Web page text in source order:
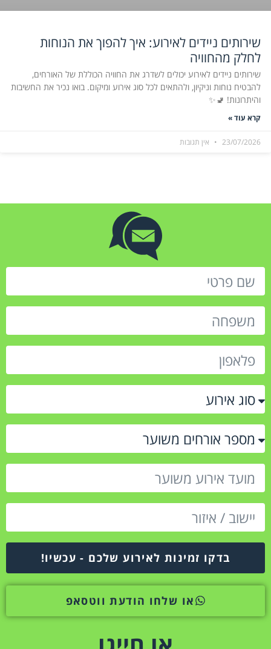
שירותים ניידים לאירוע: איך להפוך את הנוחות
לחלק מהחוויה
שירותים ניידים לאירוע יכולים לשדרג את החוויה הכוללת של האורחים,
להבטיח נוחות וניקיון, ולהתאים לכל סוג אירוע ומיקום. בואו נכיר את החשיבות
והיתרונות! 🚽✨
קרא עוד »
23/07/2026 אין תגובות
בדקו זמינות לאירוע שלכם - עכשיו!
או שלחו הודעת ווטסאפ